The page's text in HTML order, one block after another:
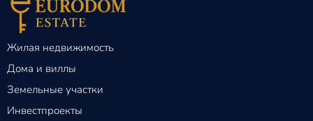
Жилая недвижимость
Дома и виллы
Земельные участки
Инвестпроекты